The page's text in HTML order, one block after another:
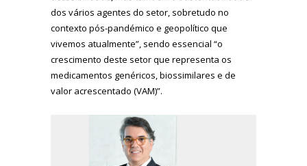
dos vários agentes do setor, sobretudo no
contexto pós-pandémico e geopolítico que
vivemos atualmente”, sendo essencial “o
crescimento deste setor que representa os
medicamentos genéricos, biossimilares e de
valor acrescentado (VAM)”.